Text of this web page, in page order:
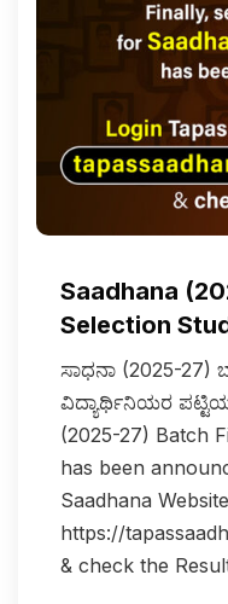
Saadhana
Selection
ಸಾಧನಾ (2025-
ವಿದ್ಯಾರ್ಥಿನಿಯರ
(2025-27) Batch
has been
Saadhana
https://
& check the